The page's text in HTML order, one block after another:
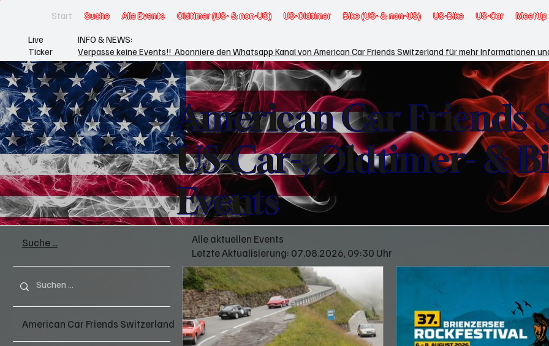
Start Suche Alle Events Oldtimer (US- & non-US) US-Oldtimer Bike (US- & non-US) US-Bike US-Car MeetUp
Live
Ticker
INFO & NEWS:
Verpasse keine Events!! Abonniere den Whatsapp Kanal von American Car Friends Switzerland für mehr Informationen
American Car Friends
US-Car-, Oldtimer- &
Events
Suche ...
American Car Friends Switzerland
Alle aktuellen Events
Letzte Aktualisierung: 07.08.2026, 09:30 Uhr